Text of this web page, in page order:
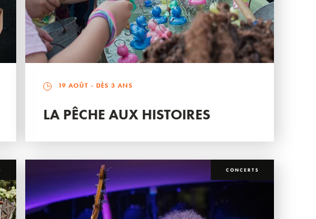
19 AOÛT - DÈS 3 ANS
LA PÊCHE AUX HISTOIRES
CONCERTS